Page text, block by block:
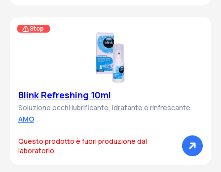
Blink Refreshing 10ml
Soluzione occhi lubrificante, idratante e rinfrescante
AMO
Questo prodotto è fuori produzione dal
laboratorio.
Stop